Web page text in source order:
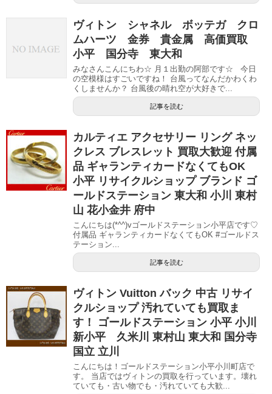
ヴィトン シャネル ボッテガ クロ
ムハーツ 金券 貴金属 高価買取
小平 国分寺 東大和
みなさんこんにちわ☆ 月１出勤の阿部です☆ 今日
の空模様はすごいですね！ 台風ってなんだかわくわ
くしませんか？ 台風後の晴れ空が大好きで...
記事を読む
カルティエ アクセサリー リング ネッ
クレス ブレスレット 買取大歓迎 付属
品 ギャランティカードなくてもOK
小平 リサイクルショップ ブランド ゴ
ールドステーション 東大和 小川 東村
山 花小金井 府中
こんにちは(*^^)vゴールドステーション小平店です♡
付属品 ギャランティカードなくてもOK #ゴールドス
テーション...
記事を読む
ヴィトン Vuitton バック 中古 リサイ
クルショップ 汚れていても買取ま
す！ ゴールドステーション 小平 小川
新小平 久米川 東村山 東大和 国分寺
国立 立川
こんにちは！ゴールドステーション小平小川町店で
す。 当店ではヴィトンの買取を行っています。壊れ
ていても・古い物でも・汚れていても大歓...